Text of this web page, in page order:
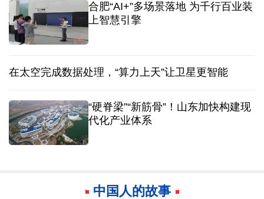
合肥“AI+”多场景落地 为千行百业装
上智慧引擎
在太空完成数据处理，“算力上天”让卫星更智能
“硬脊梁”“新筋骨”！山东加快构建现
代化产业体系
中国人的故事